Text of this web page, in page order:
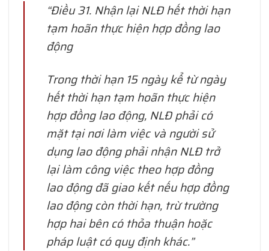
“Điều 31. Nhận lại NLĐ hết thời hạn
tạm hoãn thực hiện hợp đồng lao
động
Trong thời hạn 15 ngày kể từ ngày
hết thời hạn tạm hoãn thực hiện
hợp đồng lao động, NLĐ phải có
mặt tại nơi làm việc và người sử
dụng lao động phải nhận NLĐ trở
lại làm công việc theo hợp đồng
lao động đã giao kết nếu hợp đồng
lao động còn thời hạn, trừ trường
hợp hai bên có thỏa thuận hoặc
pháp luật có quy định khác.”